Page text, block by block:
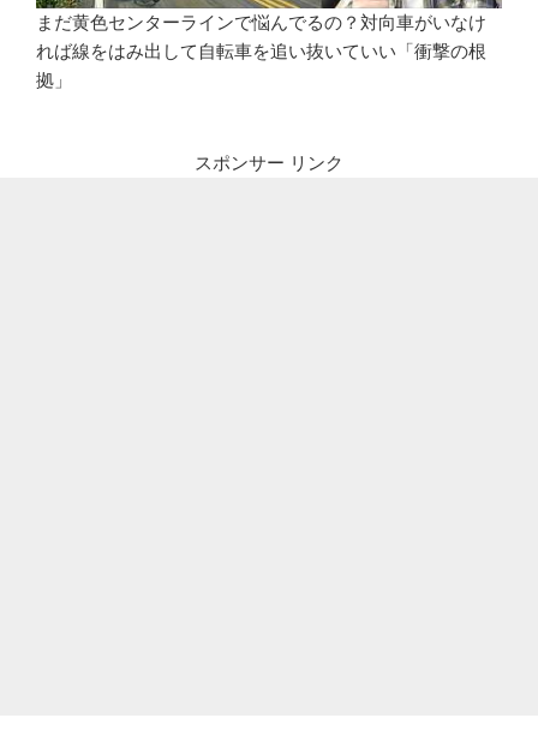
まだ黄色センターラインで悩んでるの？対向車がいなけ
れば線をはみ出して自転車を追い抜いていい「衝撃の根
拠」
スポンサー リンク